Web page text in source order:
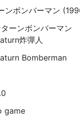
ンボンバーマン
ーンボンバーマン
炸彈人
Bomberman
game